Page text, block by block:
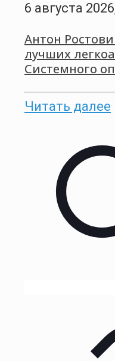
6 августа
Антон
лучших
Системного
Читать далее